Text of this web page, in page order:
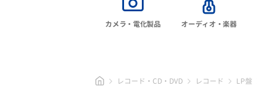
カメラ・電化製品 オーディオ・楽器
レコード・CD・DVD レコード LP盤